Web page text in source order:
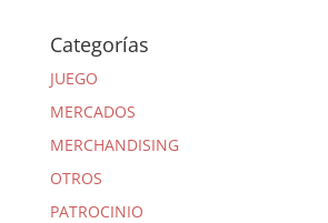
Categorías
JUEGO
MERCADOS
MERCHANDISING
OTROS
PATROCINIO